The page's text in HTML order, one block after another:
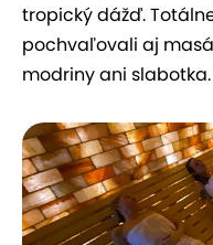
tropický dážď.
pochvaľovali aj
modriny ani slabotka.